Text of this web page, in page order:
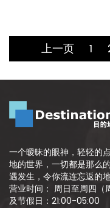
上一页 1
一个暧昧的眼神，轻轻的
地的世界，一切都是那么
遇发生，令你流连忘返的
营业时间： 周日至周四
及节假日：21:00-05:00